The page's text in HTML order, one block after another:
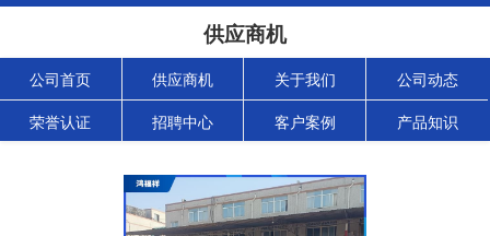
供应商机
公司首页 供应商机 关于我们 公司动态
荣誉认证 招聘中心 客户案例 产品知识